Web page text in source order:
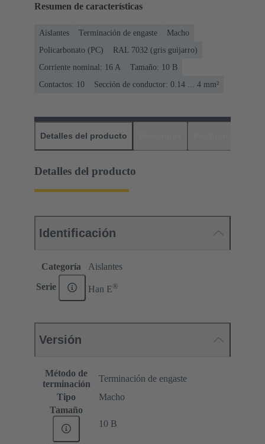
Resumen de características
Aislantes Terminación de engaste
Macho
Policarbonato (PC)
RAL 7032 (gris guijarro)
Corriente nominal: ‌16 A
Tamaño: 10 B
Contactos: 10
Sección de conductor: 0.14 ... 4 mm²
Detalles del producto
Detalles del producto
Identificación
Categoría Aislantes
Serie Han E®
Versión
Método de
terminación
Terminación de engaste
Tipo
Macho
Tamaño
10 B